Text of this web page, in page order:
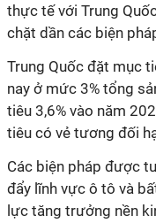
thực tế với Trung
chặt dần các biện
Trung Quốc đặt mục
nay ở mức 3% tổng
tiêu 3,6% vào năm
tiêu có vẻ tương đối
Các biện pháp được
đẩy lĩnh vực ô tô và
lực tăng trưởng nền